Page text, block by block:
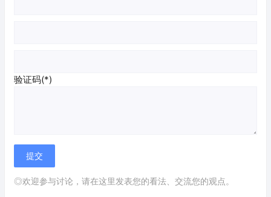
验证码(*)
◎欢迎参与讨论，请在这里发表您的看法、交流您的观点。